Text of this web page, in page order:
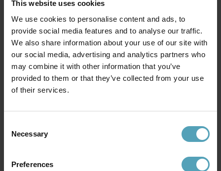
This website uses cookies
We use cookies to personalise content and ads, to
provide social media features and to analyse our traffic.
We also share information about your use of our site with
our social media, advertising and analytics partners who
may combine it with other information that you’ve
provided to them or that they’ve collected from your use
of their services.
Selection
Necessary
Preferences
EMIBIG LIGHTING
2 923 kr
Rek. 3 439 kr
EMIBIG LIGHTING
Rory 115cm taklampa
2 923 kr
Rek. 3 439 kr
Andra köpte även
KAMPANJ